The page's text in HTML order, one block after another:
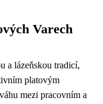
Varech
a lázeňskou tradicí,
platovým
mezi pracovním a